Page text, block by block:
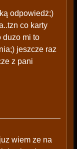
odpowiedż;)
co karty
duzo mi to
jeszcze raz
z pani
wiem ze na